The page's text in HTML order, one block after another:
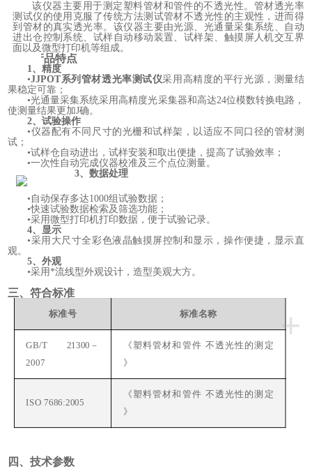
该仪器主要用于测定塑料管材和管件的不透光性。管材透光率
测试仪的使用克服了传统方法测试管材不透光性的主观性，进而得
到管材的真实透光率。该仪器主要由光源、光通量采集系统、自动
进出仓控制系统、试样自动移动装置、试样架、触摸屏人机交互界
面以及微型打印机等组成。
产品特点
1、精度
•JJPOT系列管材透光率测试仪采用高精度的平行光源，测量结
果稳定可靠；
•光通量采集系统采用高精度光采集器和高达24位模数转换电路，
使测量结果更加J确。
2、试验操作
•仪器配有不同尺寸的光栅和试样架，以适应不同口径的管材测
试；
•试样仓自动进出，试样安装和取出便捷，提高了试验效率；
•一次性自动完成仪器校准及三个点位测量。
3、数据处理
•自动保存多达1000组试验数据；
•快速试验数据检索及筛选功能；
•采用微型打印机打印数据，便于试验记录。
4、显示
•采用大尺寸全彩色液晶触摸屏控制和显示，操作便捷，显示直
观。
5、外观
•采用*流线型外观设计，造型美观大方。
三、符合标准
+
标准号 标准名称
GB/T 21300－
2007
《塑料管材和管件 不透光性的测定
》
ISO 7686:2005
《塑料管材和管件 不透光性的测定
》
四、技术参数